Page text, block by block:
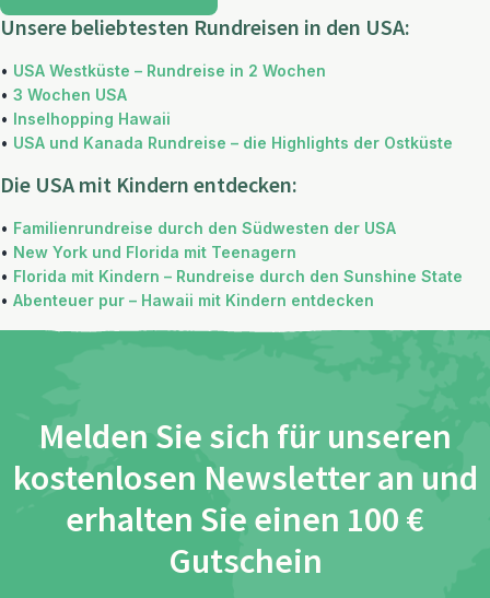
Unsere beliebtesten Rundreisen in den USA:
• USA Westküste – Rundreise in 2 Wochen
• 3 Wochen USA
• Inselhopping Hawaii
• USA und Kanada Rundreise – die Highlights der Ostküste
Die USA mit Kindern entdecken:
• Familienrundreise durch den Südwesten der USA
• New York und Florida mit Teenagern
• Florida mit Kindern – Rundreise durch den Sunshine State
• Abenteuer pur – Hawaii mit Kindern entdecken
Melden Sie sich für unseren
kostenlosen Newsletter an und
erhalten Sie einen 100 €
Gutschein